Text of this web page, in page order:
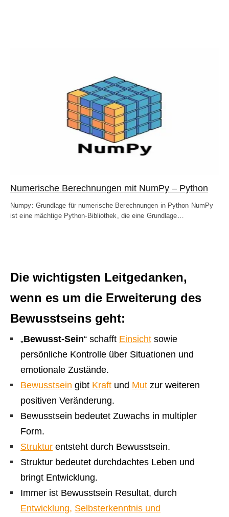
Numerische Berechnungen mit NumPy – Python
Numpy: Grundlage für numerische Berechnungen in Python NumPy
ist eine mächtige Python-Bibliothek, die eine Grundlage…
Die wichtigsten Leitgedanken,
wenn es um die Erweiterung des
Bewusstseins geht:
„Bewusst-Sein“ schafft Einsicht sowie
persönliche Kontrolle über Situationen und
emotionale Zustände.
Bewusstsein gibt Kraft und Mut zur weiteren
positiven Veränderung.
Bewusstsein bedeutet Zuwachs in multipler
Form.
Struktur entsteht durch Bewusstsein.
Struktur bedeutet durchdachtes Leben und
bringt Entwicklung.
Immer ist Bewusstsein Resultat, durch
Entwicklung, Selbsterkenntnis und